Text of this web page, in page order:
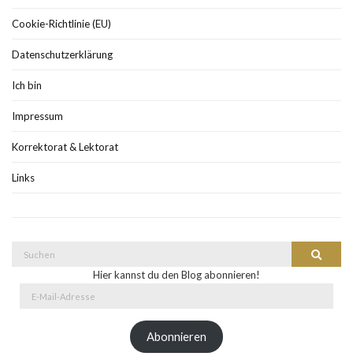
Cookie-Richtlinie (EU)
Datenschutzerklärung
Ich bin
Impressum
Korrektorat & Lektorat
Links
Suchen
Hier kannst du den Blog abonnieren!
Abonnieren